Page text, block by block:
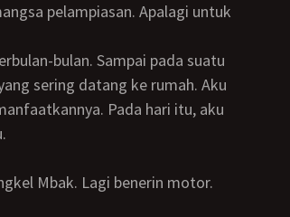
pelampiasan. Apalagi untuk
sering datang ke rumah. Aku
Pada hari itu, aku
Mbak. Lagi benerin motor.